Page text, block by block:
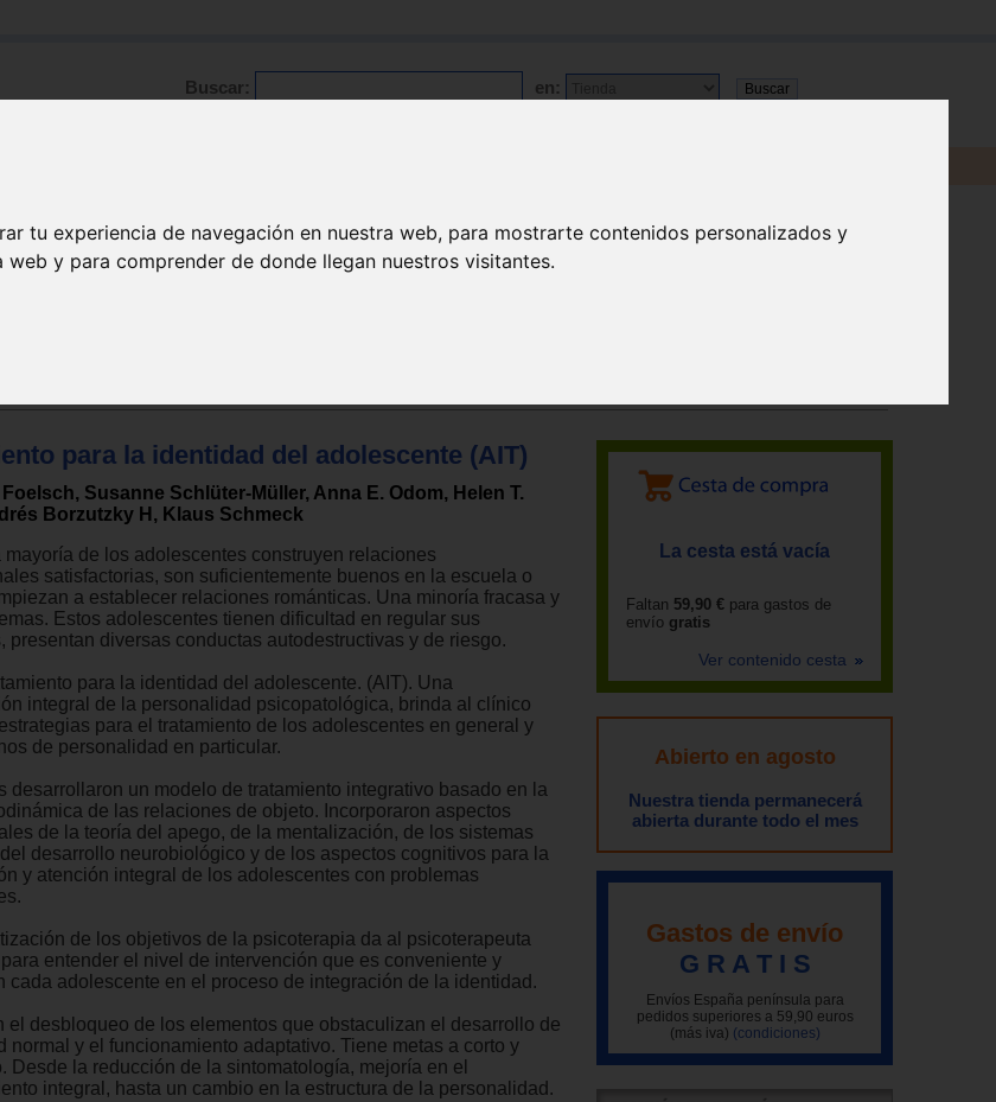
tu experiencia de navegación en nuestra web, para mostrarte contenidos personalizados y
y para comprender de donde llegan nuestros visitantes.
Buscar: en:
para la identidad del adolescente (AIT)
Foelsch, Susanne Schlüter-Müller, Anna E. Odom, Helen T.
Borzutzky H, Klaus Schmeck
mayoría de los adolescentes construyen relaciones
satisfactorias, son suficientemente buenos en la escuela o
a establecer relaciones románticas. Una minoría fracasa y
Estos adolescentes tienen dificultad en regular sus
presentan diversas conductas autodestructivas y de riesgo.
para la identidad del adolescente. (AIT). Una
integral de la personalidad psicopatológica, brinda al clínico
para el tratamiento de los adolescentes en general y
de personalidad en particular.
desarrollaron un modelo de tratamiento integrativo basado en la
de las relaciones de objeto. Incorporaron aspectos
de la teoría del apego, de la mentalización, de los sistemas
desarrollo neurobiológico y de los aspectos cognitivos para la
y atención integral de los adolescentes con problemas
de los objetivos de la psicoterapia da al psicoterapeuta
entender el nivel de intervención que es conveniente y
cada adolescente en el proceso de integración de la identidad.
el desbloqueo de los elementos que obstaculizan el desarrollo de
normal y el funcionamiento adaptativo. Tiene metas a corto y
Desde la reducción de la sintomatología, mejoría en el
integral, hasta un cambio en la estructura de la personalidad.
La cesta está vacía
Faltan 59,90 € para gastos de
envío gratis
Ver contenido cesta
Abierto en agosto
Nuestra tienda permanecerá
abierta durante todo el mes
Gastos de envío
G R A T I S
Envíos España península para
pedidos superiores a 59,90 euros
(más iva) (condiciones)